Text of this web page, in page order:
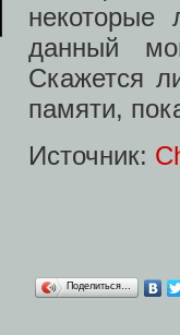
данный
Скажется
памяти,
Источник:
Поделиться…